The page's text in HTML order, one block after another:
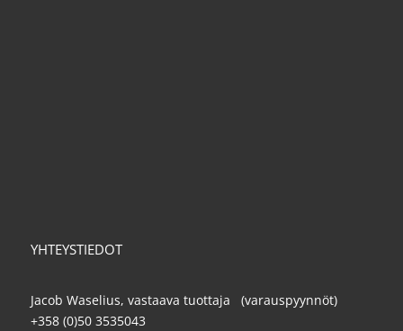
YHTEYSTIEDOT
Jacob Waselius, vastaava tuottaja (varauspyynnöt)
+358 (0)50 3535043